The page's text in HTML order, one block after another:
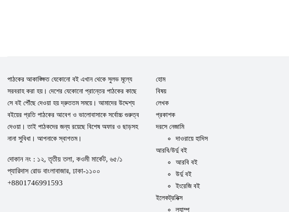
পাঠকের আকাঙ্ক্ষিত যেকোনো বই এখান থেকে সুলভ মূল্যে
সরবরাহ করা হয়। দেশের যেকোনো প্রান্তের পাঠকের কাছে
সে বই পৌঁছে দেওয়া হয় দ্রুততম সময়ে। আমাদের উদ্দেশ্য
বইয়ের প্রতি পাঠকের আবেগ ও ভালোবাসাকে সর্বোচ্চ গুরুত্ব
দেওয়া। তাই পাঠকদের জন্য রয়েছে বিশেষ অফার ও ছাড়সহ
নানা সুবিধা। আপনাকে স্বাগতম।
দোকান নং : ১২, তৃতীয় তলা, কওমী মার্কেট, ৬৫/১
প্যারিদাস রোড বাংলাবাজার, ঢাকা-১১০০
+8801746991593
হোম
বিষয়
লেখক
প্রকাশক
দরসে নেজামি
দাওরায়ে হাদিস
আরবি/উর্দু বই
আরবি বই
উর্দু বই
ইংরেজি বই
ইলেকট্রনিক্স
ল্যাম্প